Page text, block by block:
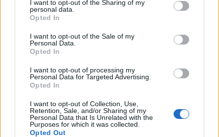
not limited to your visit or usage behaviour. You may click to
grant or deny consent to Google and its third-party tags to
use your data for below specified purposes in below Google
consent section.
I want to opt-out of the Sharing of my
personal data.
Opted In
I want to opt-out of the Sale of my
Personal Data.
Opted In
I want to opt-out of processing my
Personal Data for Targeted Advertising.
Opted In
I want to opt-out of Collection, Use,
Retention, Sale, and/or Sharing of my
Personal Data that Is Unrelated with the
Purposes for which it was collected.
Opted Out
conducente
Turiste si perdono a Tavolara: salvate dai vigili
del fuoco
Meteo Olbia 6 agosto, migliora il tempo in
Gallura